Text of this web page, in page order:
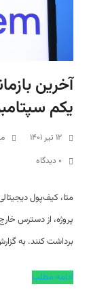
آخرین
یکم
۱۲ تیر ۱۴۰۱
۰ دیدگاه
پروژه، از دسترس
برداشت کنند. به
ادامه مطلب